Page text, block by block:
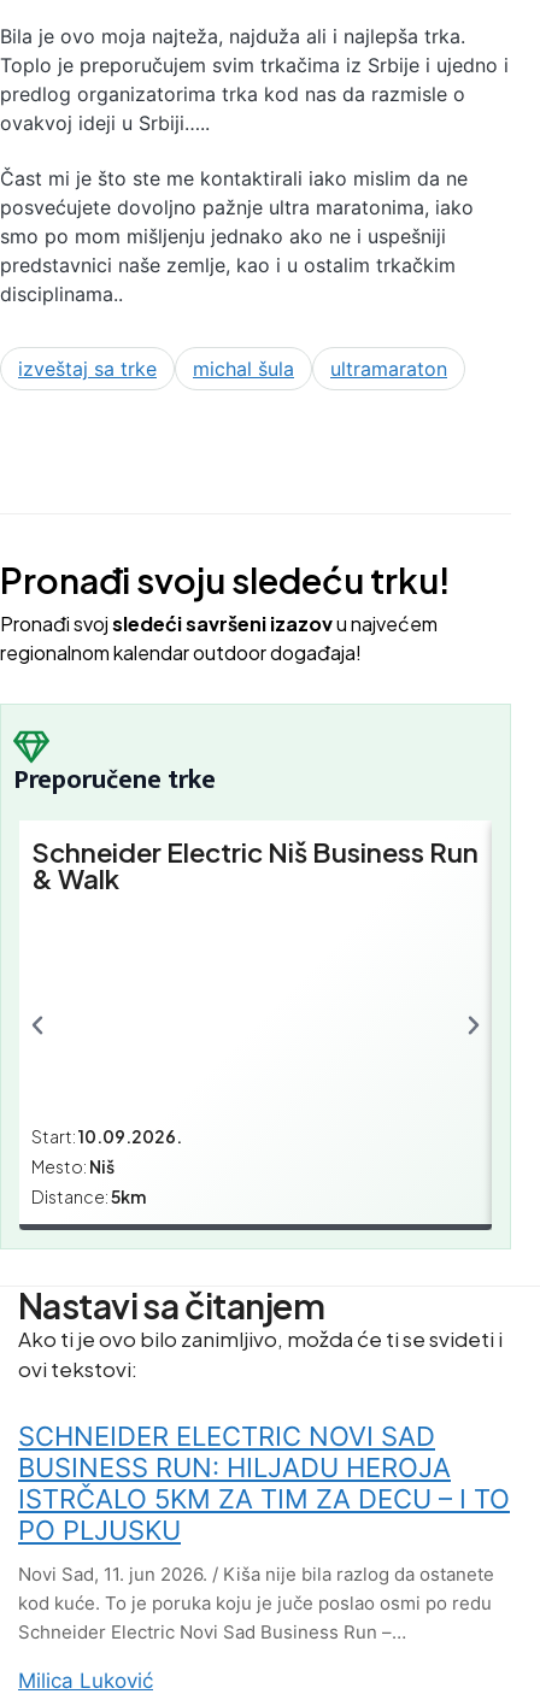
Bila je ovo moja najteža, najduža ali i najlepša trka.
Toplo je preporučujem svim trkačima iz Srbije i ujedno i
predlog organizatorima trka kod nas da razmisle o
ovakvoj ideji u Srbiji…..
Čast mi je što ste me kontaktirali iako mislim da ne
posvećujete dovoljno pažnje ultra maratonima, iako
smo po mom mišljenju jednako ako ne i uspešniji
predstavnici naše zemlje, kao i u ostalim trkačkim
disciplinama..
izveštaj sa trke michal šula ultramaraton
Pronađi svoju sledeću trku!
Pronađi svojsledeći savršeni izazovu najvećem
regionalnom kalendar outdoor događaja!
Preporučene trke
Schneider Electric Niš Business Run
& Walk
Start:10.09.2026.
Mesto: Niš
Distance:5km
Nastavi sa čitanjem
Ako ti je ovo bilo zanimljivo, možda će ti se svideti i
ovi tekstovi:
SCHNEIDER ELECTRIC NOVI SAD
BUSINESS RUN: HILJADU HEROJA
ISTRČALO 5KM ZA TIM ZA DECU – I TO
PO PLJUSKU
Novi Sad, 11. jun 2026. / Kiša nije bila razlog da ostanete
kod kuće. To je poruka koju je juče poslao osmi po redu
Schneider Electric Novi Sad Business Run –…
Milica Luković